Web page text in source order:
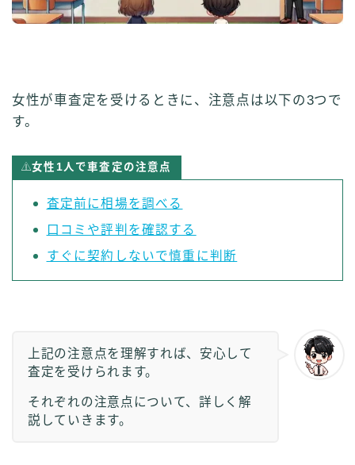
女性が車査定を受けるときに、注意点は以下の3つで
す。
女性1人で車査定の注意点
査定前に相場を調べる
口コミや評判を確認する
すぐに契約しないで慎重に判断
上記の注意点を理解すれば、安心して
査定を受けられます。
それぞれの注意点について、詳しく解
説していきます。